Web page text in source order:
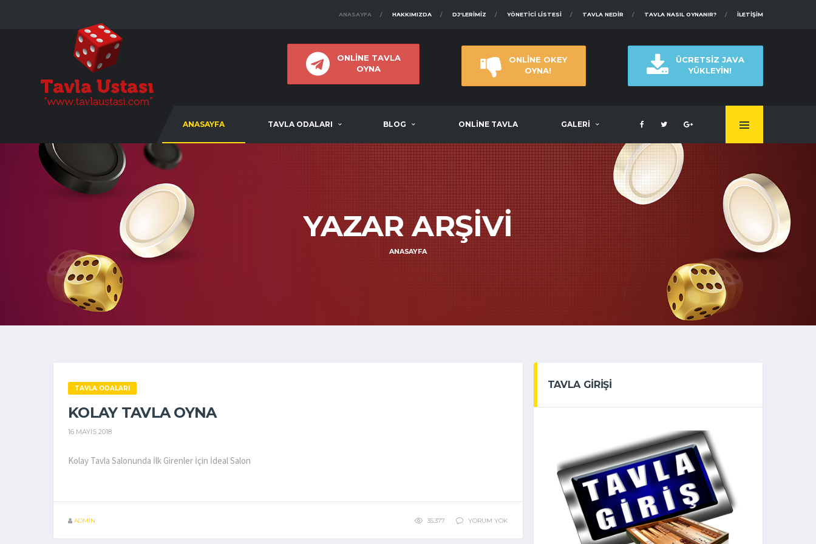
İLETIŞIM
TAVLA NASIL OYNANIR?
TAVLA NEDIR
YÖNETICI LISTESI
DJ'LERIMIZ
HAKKIMIZDA
ANASAYFA
ONLİNE TAVLA
OYNA
ONLİNE OKEY
OYNA!
ÜCRETSİZ JAVA
YÜKLEYİN!
ANASAYFA TAVLA ODALARI BLOG ONLİNE TAVLA GALERİ
YAZAR ARŞIVI
ANASAYFA
TAVLA ODALARI
KOLAY TAVLA OYNA
16 MAYIS 2018
Kolay Tavla Salonunda İlk Girenler İçin İdeal Salon
ADMIN 35.377 YORUM YOK
TAVLA GİRİŞİ